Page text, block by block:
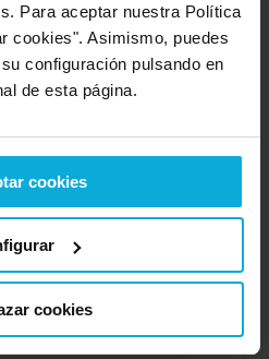
Para aceptar nuestra Política
cookies". Asimismo, puedes
configuración pulsando en
de esta página.
cookies
cookies
oferta
Nena
Su experiencia en
2020